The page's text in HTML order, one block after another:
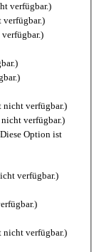
verfügbar.)
nicht verfügbar.)
verfügbar.)
Option ist
verfügbar.)
nicht verfügbar.)